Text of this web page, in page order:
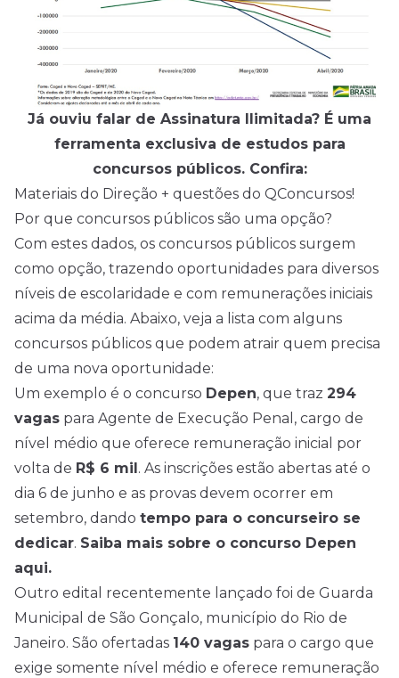
Já ouviu falar de Assinatura Ilimitada? É uma
ferramenta exclusiva de estudos para
concursos públicos. Confira:
Materiais do Direção + questões do QConcursos!
Por que concursos públicos são uma opção?
Com estes dados, os concursos públicos surgem
como opção, trazendo oportunidades para diversos
níveis de escolaridade e com remunerações iniciais
acima da média. Abaixo, veja a lista com alguns
concursos públicos que podem atrair quem precisa
de uma nova oportunidade:
Um exemplo é o concurso Depen, que traz 294
vagas para Agente de Execução Penal, cargo de
nível médio que oferece remuneração inicial por
volta de R$ 6 mil . As inscrições estão abertas até o
dia 6 de junho e as provas devem ocorrer em
setembro, dando tempo para o concurseiro se
dedicar. Saiba mais sobre o concurso Depen
aqui.
Outro edital recentemente lançado foi de Guarda
Municipal de São Gonçalo, município do Rio de
Janeiro. São ofertadas 140 vagas para o cargo que
exige somente nível médio e oferece remuneração